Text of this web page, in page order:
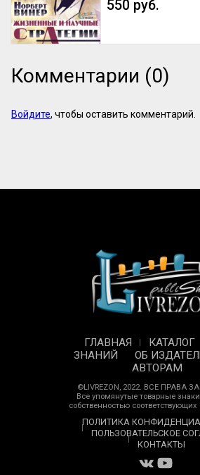
550 руб.
Комментарии (0)
Войдите, чтобы оставить комментарий.
ГЛАВНАЯ КАТАЛОГ
ЗНАНИЙ
ОБ
АВТОРАМ
©LIVREZON, 2022. ВСЕ ПРАВА
Все упомянутые товарные
собственностью соответствующих
ПОЛИТИКА
ПОЛЬЗОВАТЕЛЬСКОЕ
КОНТАКТЫ